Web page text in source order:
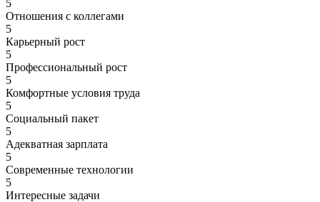
5
Отношения с коллегами
5
Карьерный рост
5
Профессиональный рост
5
Комфортные условия труда
5
Социальный пакет
5
Адекватная зарплата
5
Современные технологии
5
Интересные задачи